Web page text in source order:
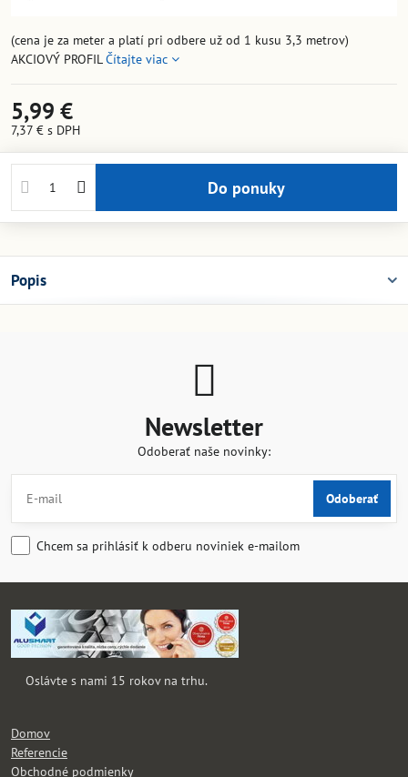
(cena je za meter a platí pri odbere už od 1 kusu 3,3 metrov)
AKCIOVÝ PROFILČítajte viac
5,99 €
7,37 € s DPH
Do ponuky
Popis
Newsletter
Odoberať naše novinky:
Odoberať
Chcem sa prihlásiť k odberu noviniek e-mailom
Oslávte s nami 15 rokov na trhu.
Domov
Referencie
Obchodné podmienky